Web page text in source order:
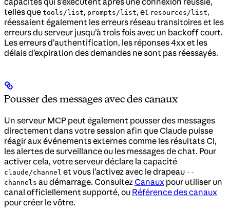
telles que tools/list, prompts/list, et resources/list,
réessaient également les erreurs réseau transitoires et les
erreurs du serveur jusqu’à trois fois avec un backoff court.
Les erreurs d’authentification, les réponses 4xx et les
délais d’expiration des demandes ne sont pas réessayés.
Pousser des messages avec des canaux
Un serveur MCP peut également pousser des messages
directement dans votre session afin que Claude puisse
réagir aux événements externes comme les résultats CI,
les alertes de surveillance ou les messages de chat. Pour
activer cela, votre serveur déclare la capacité
claude/channel et vous l’activez avec le drapeau --
channels au démarrage. ConsultezCanaux pour utiliser un
canal officiellement supporté, ou Référence des canaux
pour créer le vôtre.